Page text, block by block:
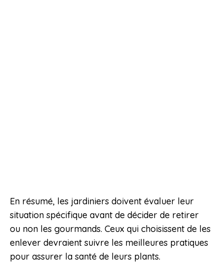
En résumé, les jardiniers doivent évaluer leur
situation spécifique avant de décider de retirer
ou non les gourmands. Ceux qui choisissent de les
enlever devraient suivre les meilleures pratiques
pour assurer la santé de leurs plants.